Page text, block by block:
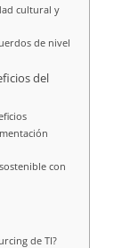
cultural y
de nivel
del
con
de TI?